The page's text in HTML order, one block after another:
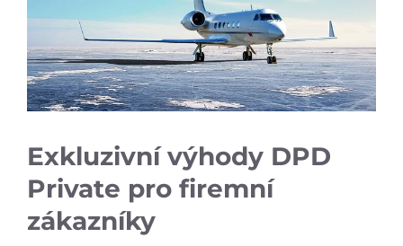
Exkluzivní výhody DPD
Private pro firemní
zákazníky